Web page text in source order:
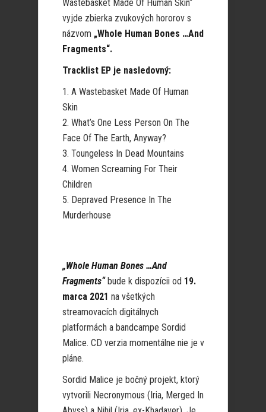
Wastebasket Made Of Human Skin“
vyjde zbierka zvukových hororov s
názvom „Whole Human Bones …And
Fragments“.
Tracklist EP je nasledovný:
A Wastebasket Made Of Human
Skin
What’s One Less Person On The
Face Of The Earth, Anyway?
Toungeless In Dead Mountains
Women Screaming For Their
Children
Depraved Presence In The
Murderhouse
„Whole Human Bones …And
Fragments“bude k dispozícii od 19.
marca 2021 na všetkých
streamovacích digitálnych
platformách a bandcampe Sordid
Malice. CD verzia momentálne nie je v
pláne.
Sordid Malice je bočný projekt, ktorý
vytvorili Necronymous (Iria, Merged In